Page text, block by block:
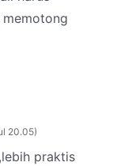
20.05
praktis